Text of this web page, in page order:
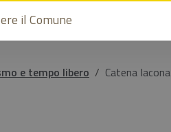
il Comune
e tempo libero Catena Iacona